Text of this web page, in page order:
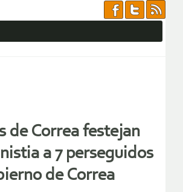
de Correa festejan
a 7 perseguidos
de Correa